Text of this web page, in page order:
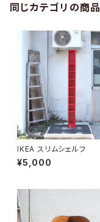
同じカテゴリの商品
IKEA スリムシェルフ
¥5,000